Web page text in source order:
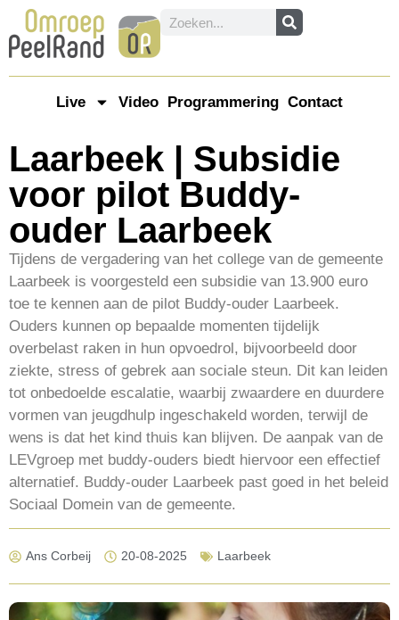
Live Video Programmering Contact
Laarbeek | Subsidie
voor pilot Buddy-
ouder Laarbeek
Tijdens de vergadering van het college van de gemeente
Laarbeek is voorgesteld een subsidie van 13.900 euro
toe te kennen aan de pilot Buddy-ouder Laarbeek.
Ouders kunnen op bepaalde momenten tijdelijk
overbelast raken in hun opvoedrol, bijvoorbeeld door
ziekte, stress of gebrek aan sociale steun. Dit kan leiden
tot onbedoelde escalatie, waarbij zwaardere en duurdere
vormen van jeugdhulp ingeschakeld worden, terwijl de
wens is dat het kind thuis kan blijven. De aanpak van de
LEVgroep met buddy-ouders biedt hiervoor een effectief
alternatief. Buddy-ouder Laarbeek past goed in het beleid
Sociaal Domein van de gemeente.
Ans Corbeij 20-08-2025 Laarbeek